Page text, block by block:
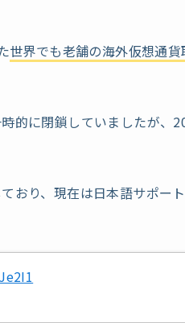
世界でも老舗の海外仮想通
的に閉鎖していましたが、
おり、現在は日本語サポ